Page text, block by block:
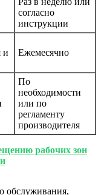
согласно
инструкции
и
Ежемесячно
По
необходимости
или по
регламенту
производителя
рабочих зон
обслуживания,